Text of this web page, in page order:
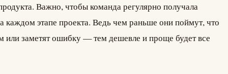
Важно, чтобы команда регулярно получала
каждом этапе проекта. Ведь чем раньше они поймут, что
или заметят ошибку — тем дешевле и проще будет все